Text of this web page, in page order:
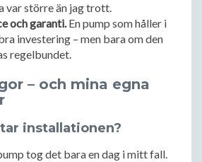
var större än jag trott.
och garanti.En pump som håller i
investering – men bara om den
regelbundet.
– och mina egna
installationen?
tog det bara en dag i mitt fall.